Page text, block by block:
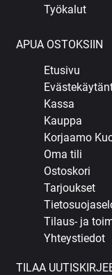
Työkalut
APUA OSTOKSIIN
Etusivu
Kassa
Kauppa
Korjaamo
Oma tili
Ostoskori
Tarjoukset
Tilaus- ja
Yhteystiedot
TILAA